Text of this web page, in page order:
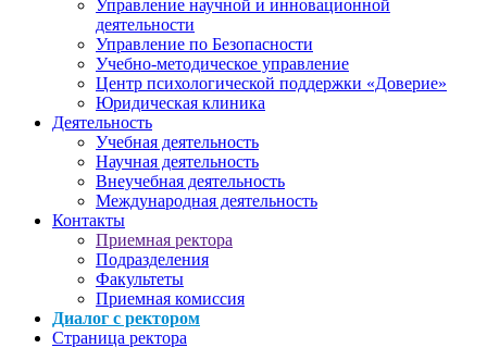
Управление научной и инновационной
деятельности
Управление по Безопасности
Учебно-методическое управление
Центр психологической поддержки «Доверие»
Юридическая клиника
Деятельность
Учебная деятельность
Научная деятельность
Внеучебная деятельность
Международная деятельность
Контакты
Приемная ректора
Подразделения
Факультеты
Приемная комиссия
Диалог с ректором
Страница ректора